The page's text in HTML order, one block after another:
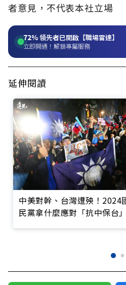
者意見，不代表本社立場
72%領先者已開啟【職場雷達】
立即開通！解鎖專屬服務
延伸閱讀
中美對幹、台灣遭殃！2024
民黨拿什麼應對「抗中保台